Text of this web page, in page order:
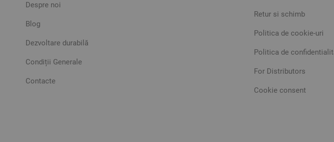
Despre noi
Blog
Dezvoltare durabilă
Condiții Generale
Contacte
Retur si schimb
Politica de cookie-uri
Politica de
For Distributors
Cookie consent